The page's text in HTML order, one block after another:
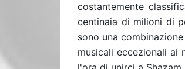
costantemente
centinaia di milioni di
sono una
musicali eccezionali ai